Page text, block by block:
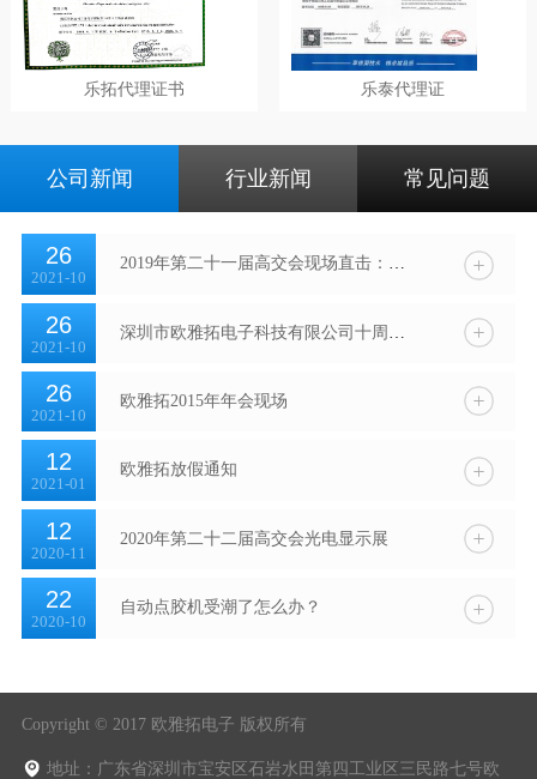
乐拓代理证书 乐泰代理证
公司新闻 行业新闻 常见问题
26
2021-10
2019年第二十一届高交会现场直击：精彩每一瞬间
26
2021-10
26
2021-10
欧雅拓2015年年会现场
12
2021-01
欧雅拓放假通知
12
2020-11
2020年第二十二届高交会光电显示展
22
2020-10
自动点胶机受潮了怎么办？
Copyright © 2017 欧雅拓电子 版权所有
地址：广东省深圳市宝安区石岩水田第四工业区三民路七号欧